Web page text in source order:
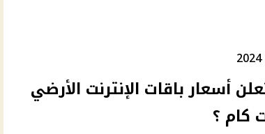
أسعار باقات الإنترنت الأرضي